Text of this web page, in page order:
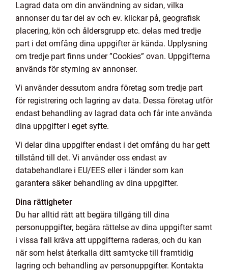
Lagrad data om din användning av sidan, vilka
annonser du tar del av och ev. klickar på, geografisk
placering, kön och åldersgrupp etc. delas med tredje
part i det omfång dina uppgifter är kända. Upplysning
om tredje part finns under ”Cookies” ovan. Uppgifterna
används för styrning av annonser.
Vi använder dessutom andra företag som tredje part
för registrering och lagring av data. Dessa företag utför
endast behandling av lagrad data och får inte använda
dina uppgifter i eget syfte.
Vi delar dina uppgifter endast i det omfång du har gett
tillstånd till det. Vi använder oss endast av
databehandlare i EU/EES eller i länder som kan
garantera säker behandling av dina uppgifter.
Dina rättigheter
Du har alltid rätt att begära tillgång till dina
personuppgifter, begära rättelse av dina uppgifter samt
i vissa fall kräva att uppgifterna raderas, och du kan
när som helst återkalla ditt samtycke till framtidig
lagring och behandling av personuppgifter. Kontakta